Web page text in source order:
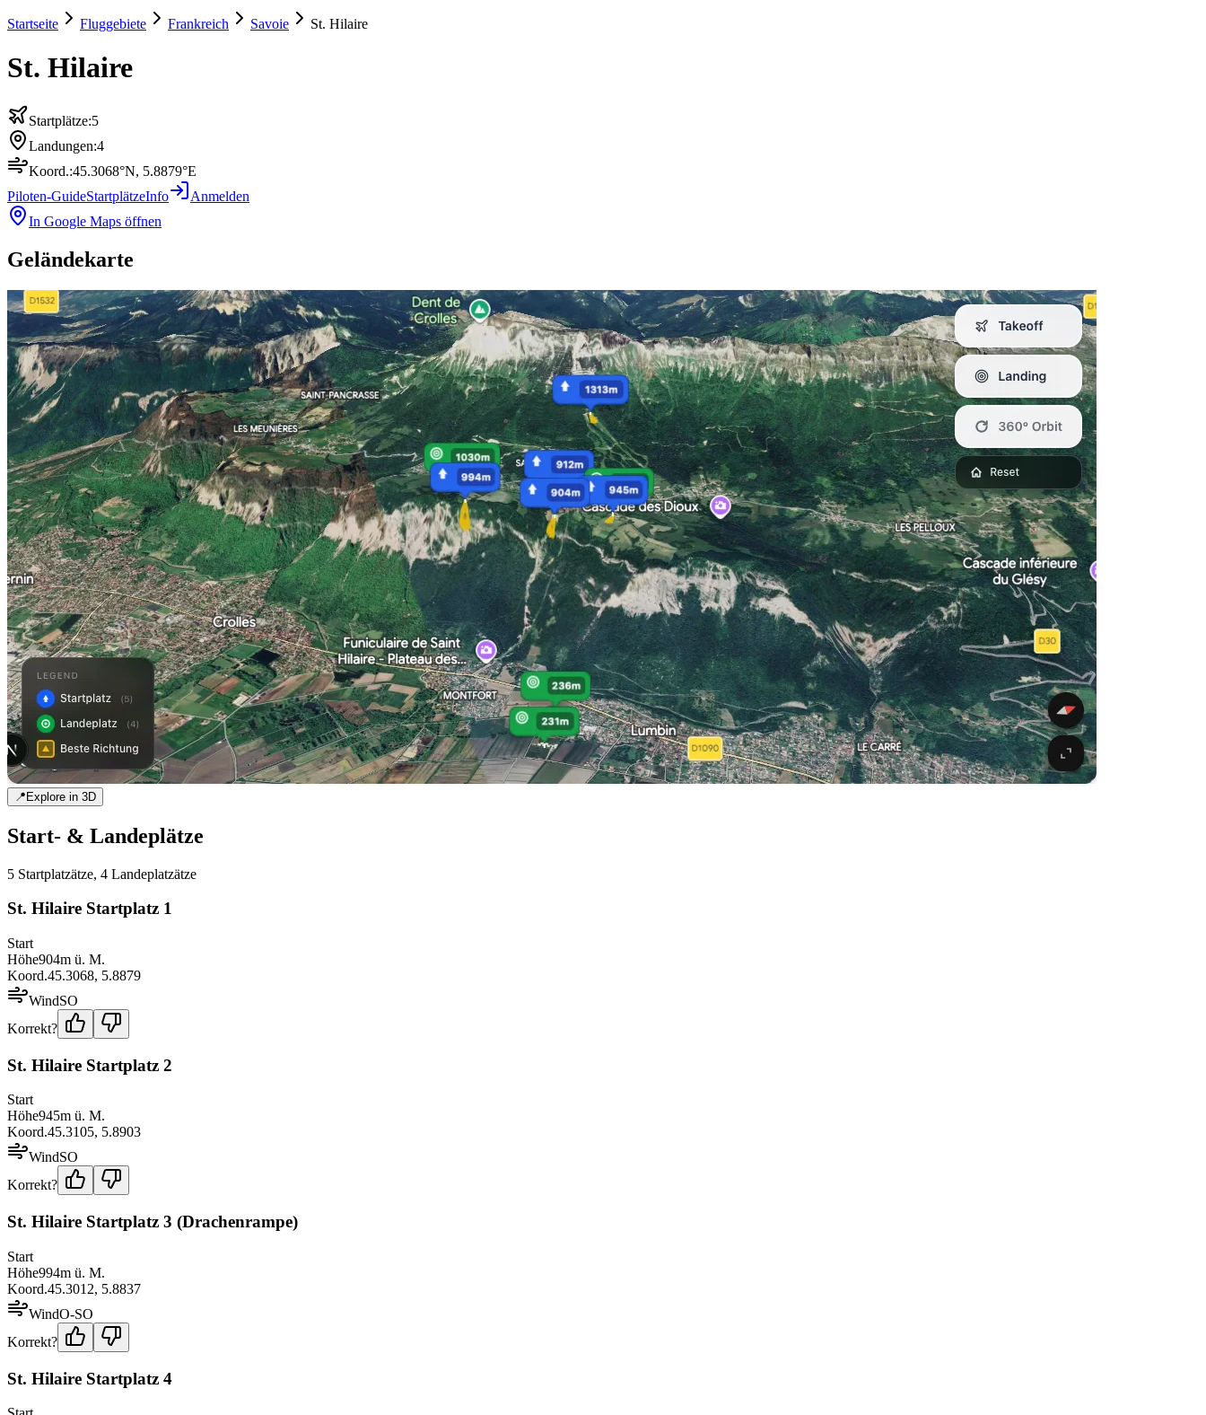
Startseite Fluggebiete Frankreich Savoie St. Hilaire
St. Hilaire
Startplätze:5
Landungen:4
Koord.:45.3068°N, 5.8879°E
Piloten-GuideStartplätzeInfo
Anmelden
In Google Maps öffnen
Geländekarte
📍Explore in 3D
Start- & Landeplätze
5 Startplatzätze, 4 Landeplatzätze
St. Hilaire Startplatz 1
Start
Höhe904m ü. M.
Koord.45.3068, 5.8879
WindSO
Korrekt?
St. Hilaire Startplatz 2
Start
Höhe945m ü. M.
Koord.45.3105, 5.8903
WindSO
Korrekt?
St. Hilaire Startplatz 3 (Drachenrampe)
Start
Höhe994m ü. M.
Koord.45.3012, 5.8837
WindO-SO
Korrekt?
St. Hilaire Startplatz 4